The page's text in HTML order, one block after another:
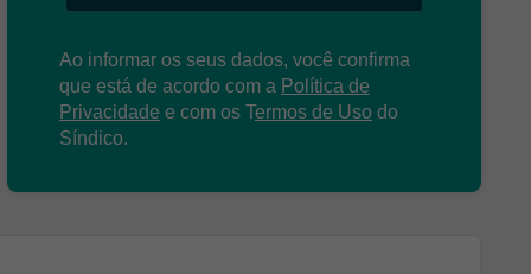
Ao informar os seus dados, você confirma
que está de acordo com a Política de
Privacidade e com os Termos de Uso do
Síndico.